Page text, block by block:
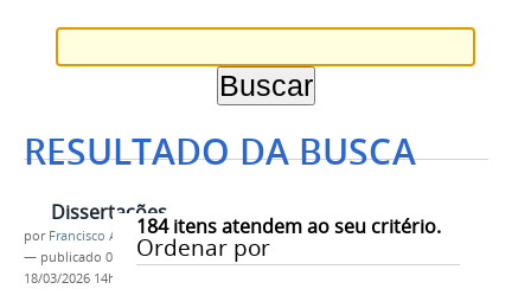
RESULTADO DA BUSCA
184itens atendem ao seu critério.
Ordenar por
Dissertações
por Francisco Alves Pinheiro
— publicado 05/02/2020 —última modificação
18/03/2026 14h36